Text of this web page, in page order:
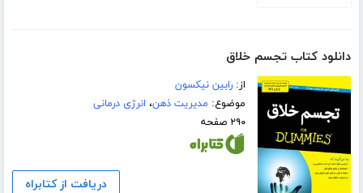
دانلود کتاب تجسم خلاق
از:رابین نیکسون
موضوع: مدیریت ذهن، انرژی درمانی
۲۹۰ صفحه
دریافت از کتابراه